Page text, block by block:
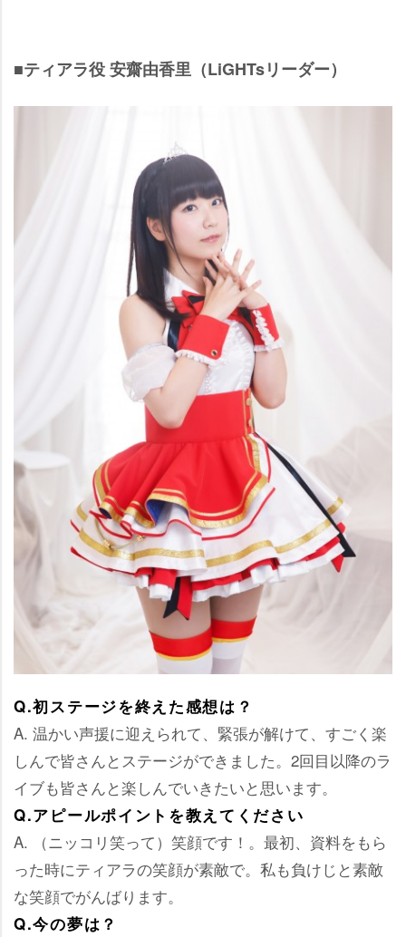
■ティアラ役 安齋由香里（LiGHTsリーダー）
Q.初ステージを終えた感想は？
A. 温かい声援に迎えられて、緊張が解けて、すごく楽
しんで皆さんとステージができました。2回目以降のラ
イブも皆さんと楽しんでいきたいと思います。
Q.アピールポイントを教えてください
A. （ニッコリ笑って）笑顔です！。最初、資料をもら
った時にティアラの笑顔が素敵で。私も負けじと素敵
な笑顔でがんばります。
Q.今の夢は？